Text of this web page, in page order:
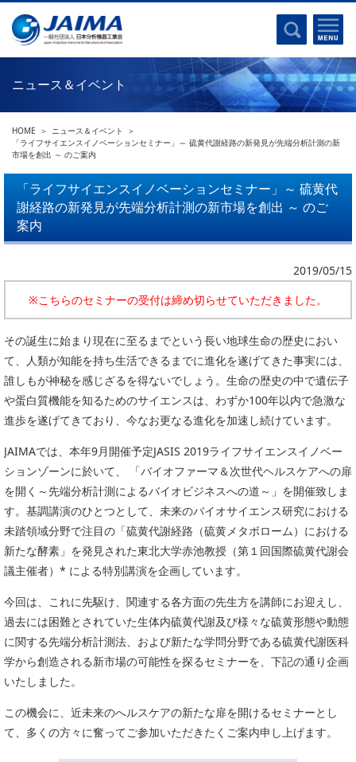
事業計画書
沿革
関連リンク
主な活動
分析機器・科学機器遺産認定
海外交流事業
製品含有化学物質規制 UPDATE
統計
刊行物のご案内
委員会活動
協力企業との適正取引の推進
分析用X線検査装置他PCB廃棄物処理について
会員会社
会員リスト
入会のご案内
入会金・会費規程
ニュース＆イベント
プレスリリース
イベント
PICK UP CONTENTS
はじめに
電磁波(光)
クロマトグラフ
質量分析
電子顕微鏡
熱分析
電気化学
磁気共鳴
電子線応用
機器分析が支える、豊かな暮らしと産業のフロンティア
環境
食品
ライフサイエンス
イメージング
材料
X線・放射光
PICK UP CONTENTS
ニュース＆イベント
HOME
ニュース＆イベント
「ライフサイエンスイノベーションセミナー」～ 硫黄代謝経路の新発見が先端分析計測の新
市場を創出 ～ のご案内
「ライフサイエンスイノベーションセミナー」～ 硫黄代
謝経路の新発見が先端分析計測の新市場を創出 ～ のご
案内
2019/05/15
※こちらのセミナーの受付は締め切らせていただきました。
その誕生に始まり現在に至るまでという長い地球生命の歴史におい
て、人類が知能を持ち生活できるまでに進化を遂げてきた事実には、
誰しもが神秘を感じざるを得ないでしょう。生命の歴史の中で遺伝子
や蛋白質機能を知るためのサイエンスは、わずか100年以内で急激な
進歩を遂げてきており、今なお更なる進化を加速し続けています。
JAIMAでは、本年9月開催予定JASIS 2019ライフサイエンスイノベー
ションゾーンに於いて、 「バイオファーマ＆次世代ヘルスケアへの扉
を開く～先端分析計測によるバイオビジネスへの道～」を開催致しま
す。基調講演のひとつとして、未来のバイオサイエンス研究における
未踏領域分野で注目の「硫黄代謝経路（硫黄メタボローム）における
新たな酵素」を発見された東北大学赤池教授（第１回国際硫黄代謝会
議主催者）* による特別講演を企画しています。
今回は、これに先駆け、関連する各方面の先生方を講師にお迎えし、
過去には困難とされていた生体内硫黄代謝及び様々な硫黄形態や動態
に関する先端分析計測法、および新たな学問分野である硫黄代謝医科
学から創造される新市場の可能性を探るセミナーを、下記の通り企画
いたしました。
この機会に、近未来のへルスケアの新たな扉を開けるセミナーとし
て、多くの方々に奮ってご参加いただきたくご案内申し上げます。